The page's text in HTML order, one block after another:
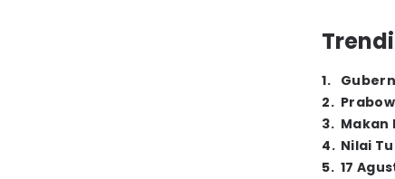
1.
2.
3. Makan
4. Nilai
5. 17